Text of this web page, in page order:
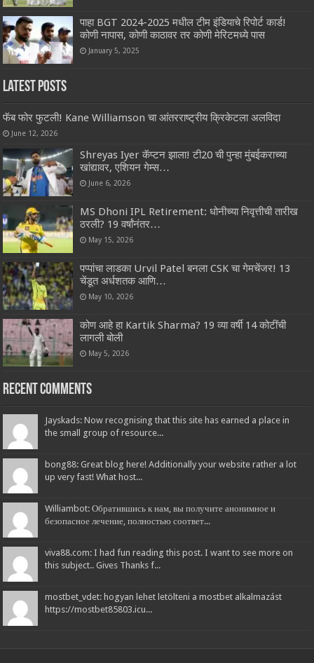
पाहा BGT 2024-2025 मधील टीम इंडियाचे रिपोर्ट कार्ड!
कोणी नापास, कोणी काठावर तर कोणी मेरिटमध्ये पास
January 5, 2025
Latest Posts
फॅब फोर फुटली! Kane Williamson चा आंतरराष्ट्रीय क्रिकेटला अलविदा
June 12, 2026
Shreyas Iyer कॅप्टन झाला! टी20 ची पुन्हा मुंबईकराच्या
खांद्यावर, एशियन गेम्स…
June 6, 2026
MS Dhoni IPL Retirement: धोनीच्या निवृत्तीची तारीख
ठरली? 19 वर्षांनंतर…
May 15, 2026
पप्पांचा लाडका Urvil Patel बनला CSK चा गेमचेंजर! 13
चेंडूत अर्धशतक आणि…
May 10, 2026
कोण आहे हा Kartik Sharma? 19 व्या वर्षी 14 कोटींची
लागली बोली
May 5, 2026
Recent Comments
Jayskads: Now recognising that this site has earned a place in
the small group of resource...
bong88: Great blog here! Additionally your website rather a lot
up very fast! What host...
Williambot: Обратившись к нам, вы получите анонимное и
безопасное лечение, полностью соответ...
viva88.com: I had fun reading this post. I want to see more on
this subject.. Gives Thanks f...
mostbet_vdet: hogyan lehet letölteni a mostbet alkalmazást
https://mostbet85803.icu...